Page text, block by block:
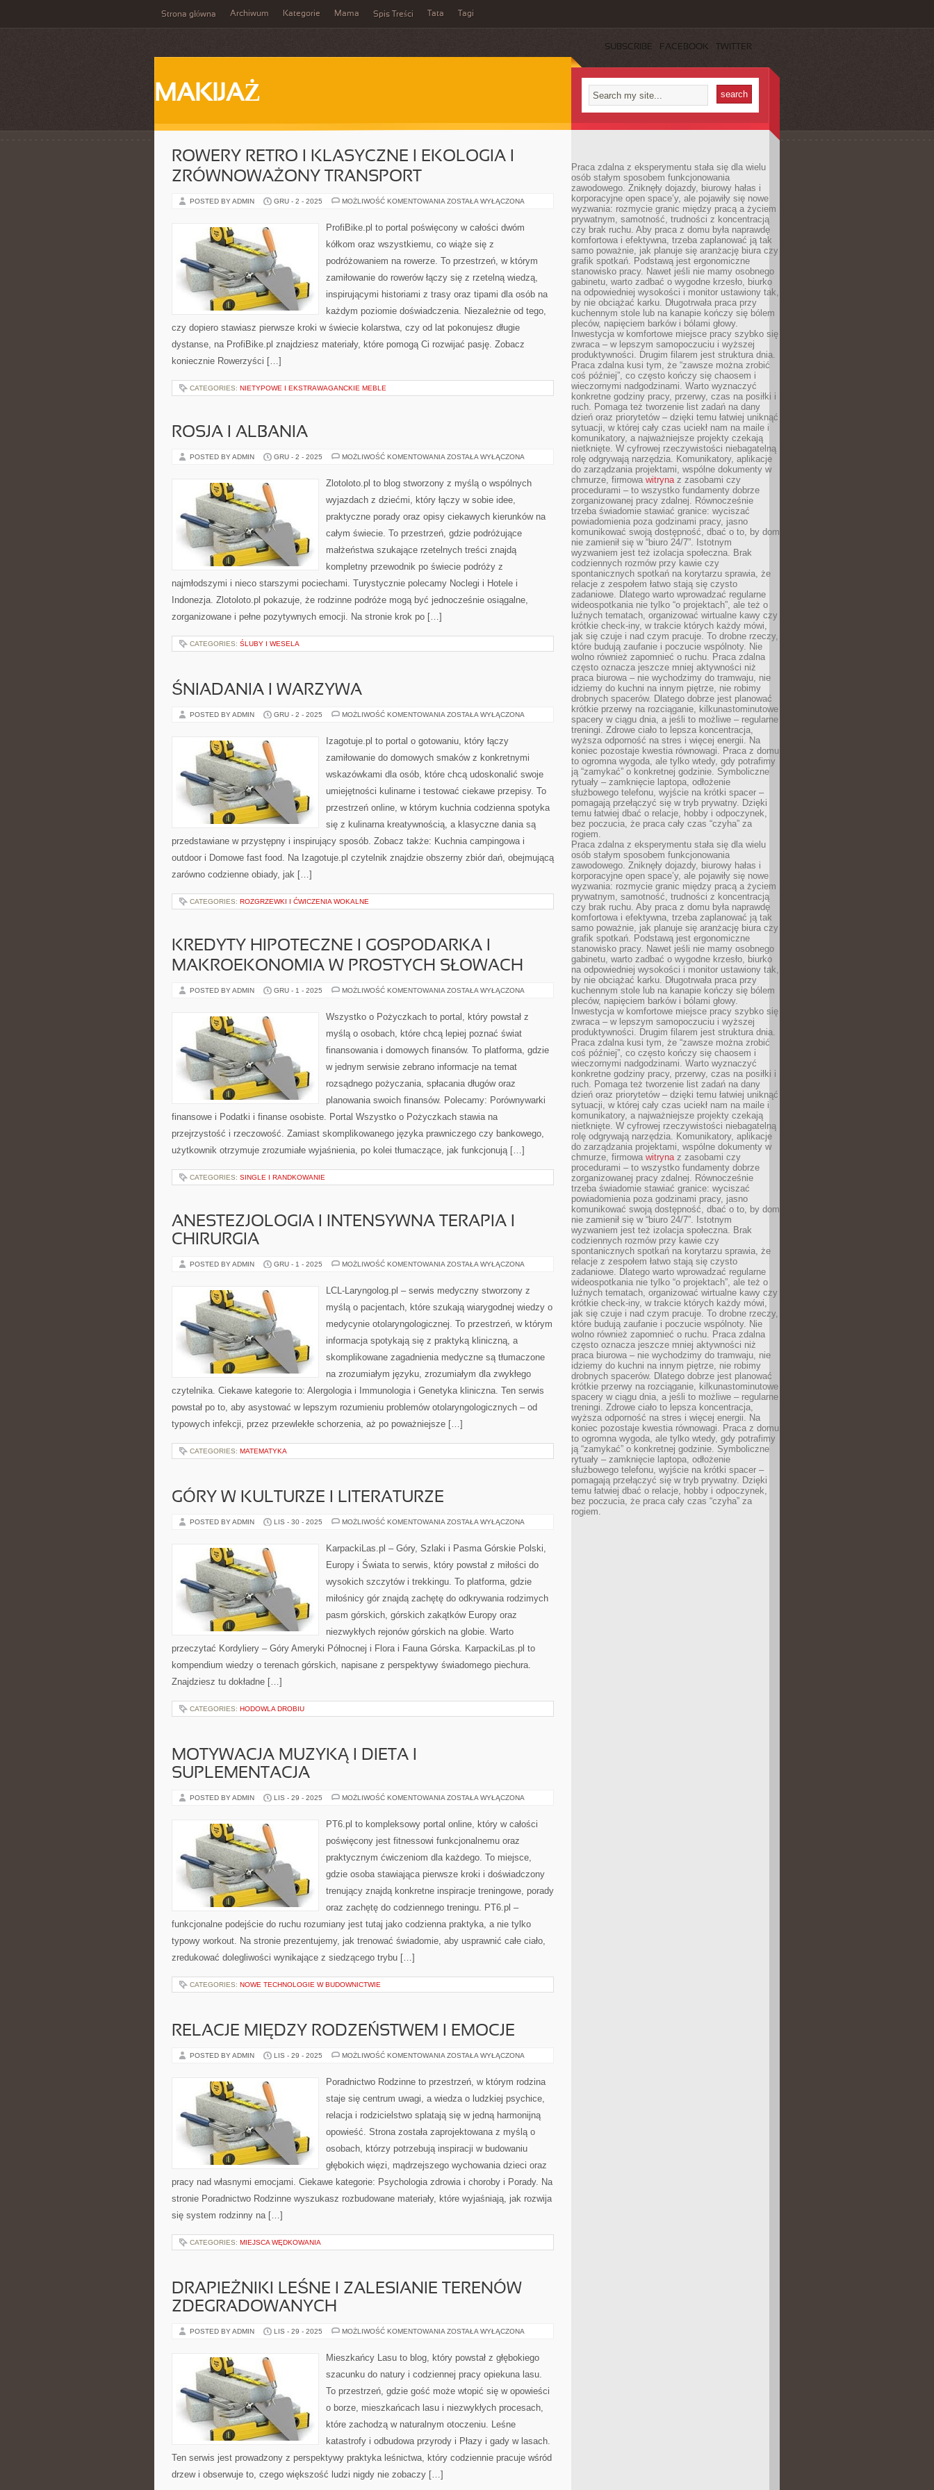
Strona główna Archiwum Kategorie Mama Spis Treści Tata Tagi
SUBSCRIBE FACEBOOK TWITTER
MAKIJAŻ
ROWERY RETRO I KLASYCZNE I EKOLOGIA I
ZRÓWNOWAŻONY TRANSPORT
POSTED BY ADMIN GRU - 2 - 2025 MOŻLIWOŚĆ KOMENTOWANIA ROWERY
KLASYCZNE
I
TRANSPORT
ZOSTAŁA WYŁĄCZONA
ProfiBike.pl to portal poświęcony w całości dwóm
kółkom oraz wszystkiemu, co wiąże się z
podróżowaniem na rowerze. To przestrzeń, w którym
zamiłowanie do rowerów łączy się z rzetelną wiedzą,
inspirującymi historiami z trasy oraz tipami dla osób na
każdym poziomie doświadczenia. Niezależnie od tego,
czy dopiero stawiasz pierwsze kroki w świecie kolarstwa, czy od lat pokonujesz długie
dystanse, na ProfiBike.pl znajdziesz materiały, które pomogą Ci rozwijać pasję. Zobacz
koniecznie Rowerzyści […]
CATEGORIES: NIETYPOWE I EKSTRAWAGANCKIE MEBLE
ROSJA I ALBANIA
POSTED BY ADMIN GRU - 2 - 2025 MOŻLIWOŚĆ KOMENTOWANIA ROSJA
ZOSTAŁA WYŁĄCZONA
Zlotoloto.pl to blog stworzony z myślą o wspólnych
wyjazdach z dziećmi, który łączy w sobie idee,
praktyczne porady oraz opisy ciekawych kierunków na
całym świecie. To przestrzeń, gdzie podróżujące
małżeństwa szukające rzetelnych treści znajdą
kompletny przewodnik po świecie podróży z
najmłodszymi i nieco starszymi pociechami. Turystycznie polecamy Noclegi i Hotele i
Indonezja. Zlotoloto.pl pokazuje, że rodzinne podróże mogą być jednocześnie osiągalne,
zorganizowane i pełne pozytywnych emocji. Na stronie krok po […]
CATEGORIES: ŚLUBY I WESELA
ŚNIADANIA I WARZYWA
POSTED BY ADMIN GRU - 2 - 2025 MOŻLIWOŚĆ KOMENTOWANIA ŚNIADANIA
ZOSTAŁA WYŁĄCZONA
Izagotuje.pl to portal o gotowaniu, który łączy
zamiłowanie do domowych smaków z konkretnymi
wskazówkami dla osób, które chcą udoskonalić swoje
umiejętności kulinarne i testować ciekawe przepisy. To
przestrzeń online, w którym kuchnia codzienna spotyka
się z kulinarna kreatywnością, a klasyczne dania są
przedstawiane w przystępny i inspirujący sposób. Zobacz także: Kuchnia campingowa i
outdoor i Domowe fast food. Na Izagotuje.pl czytelnik znajdzie obszerny zbiór dań, obejmującą
zarówno codzienne obiady, jak […]
CATEGORIES: ROZGRZEWKI I ĆWICZENIA WOKALNE
KREDYTY HIPOTECZNE I GOSPODARKA I
MAKROEKONOMIA W PROSTYCH SŁOWACH
POSTED BY ADMIN GRU - 1 - 2025 MOŻLIWOŚĆ KOMENTOWANIA KREDYTY
GOSPODARKA
I
W
SŁOWACH
ZOSTAŁA WYŁĄCZONA
Wszystko o Pożyczkach to portal, który powstał z
myślą o osobach, które chcą lepiej poznać świat
finansowania i domowych finansów. To platforma, gdzie
w jednym serwisie zebrano informacje na temat
rozsądnego pożyczania, spłacania długów oraz
planowania swoich finansów. Polecamy: Porównywarki
finansowe i Podatki i finanse osobiste. Portal Wszystko o Pożyczkach stawia na
przejrzystość i rzeczowość. Zamiast skomplikowanego języka prawniczego czy bankowego,
użytkownik otrzymuje zrozumiałe wyjaśnienia, po kolei tłumaczące, jak funkcjonują […]
CATEGORIES: SINGLE I RANDKOWANIE
ANESTEZJOLOGIA I INTENSYWNA TERAPIA I
CHIRURGIA
POSTED BY ADMIN GRU - 1 - 2025 MOŻLIWOŚĆ KOMENTOWANIA ANESTEZJOLOGIA
TERAPIA
I
ZOSTAŁA WYŁĄCZONA
LCL-Laryngolog.pl – serwis medyczny stworzony z
myślą o pacjentach, które szukają wiarygodnej wiedzy o
medycynie otolaryngologicznej. To przestrzeń, w którym
informacja spotykają się z praktyką kliniczną, a
skomplikowane zagadnienia medyczne są tłumaczone
na zrozumiałym języku, zrozumiałym dla zwykłego
czytelnika. Ciekawe kategorie to: Alergologia i Immunologia i Genetyka kliniczna. Ten serwis
powstał po to, aby asystować w lepszym rozumieniu problemów otolaryngologicznych – od
typowych infekcji, przez przewlekłe schorzenia, aż po poważniejsze […]
CATEGORIES: MATEMATYKA
GÓRY W KULTURZE I LITERATURZE
POSTED BY ADMIN LIS - 30 - 2025 MOŻLIWOŚĆ KOMENTOWANIA GÓRY
LITERATURZE
ZOSTAŁA WYŁĄCZONA
KarpackiLas.pl – Góry, Szlaki i Pasma Górskie Polski,
Europy i Świata to serwis, który powstał z miłości do
wysokich szczytów i trekkingu. To platforma, gdzie
miłośnicy gór znajdą zachętę do odkrywania rodzimych
pasm górskich, górskich zakątków Europy oraz
niezwykłych rejonów górskich na globie. Warto
przeczytać Kordyliery – Góry Ameryki Północnej i Flora i Fauna Górska. KarpackiLas.pl to
kompendium wiedzy o terenach górskich, napisane z perspektywy świadomego piechura.
Znajdziesz tu dokładne […]
CATEGORIES: HODOWLA DROBIU
MOTYWACJA MUZYKĄ I DIETA I
SUPLEMENTACJA
POSTED BY ADMIN LIS - 29 - 2025 MOŻLIWOŚĆ KOMENTOWANIA MOTYWACJA
DIETA
ZOSTAŁA WYŁĄCZONA
PT6.pl to kompleksowy portal online, który w całości
poświęcony jest fitnessowi funkcjonalnemu oraz
praktycznym ćwiczeniom dla każdego. To miejsce,
gdzie osoba stawiająca pierwsze kroki i doświadczony
trenujący znajdą konkretne inspiracje treningowe, porady
oraz zachętę do codziennego treningu. PT6.pl –
funkcjonalne podejście do ruchu rozumiany jest tutaj jako codzienna praktyka, a nie tylko
typowy workout. Na stronie prezentujemy, jak trenować świadomie, aby usprawnić całe ciało,
zredukować dolegliwości wynikające z siedzącego trybu […]
CATEGORIES: NOWE TECHNOLOGIE W BUDOWNICTWIE
RELACJE MIĘDZY RODZEŃSTWEM I EMOCJE
POSTED BY ADMIN LIS - 29 - 2025 MOŻLIWOŚĆ KOMENTOWANIA RELACJE
EMOCJE
ZOSTAŁA WYŁĄCZONA
Poradnictwo Rodzinne to przestrzeń, w którym rodzina
staje się centrum uwagi, a wiedza o ludzkiej psychice,
relacja i rodzicielstwo splatają się w jedną harmonijną
opowieść. Strona została zaprojektowana z myślą o
osobach, którzy potrzebują inspiracji w budowaniu
głębokich więzi, mądrzejszego wychowania dzieci oraz
pracy nad własnymi emocjami. Ciekawe kategorie: Psychologia zdrowia i choroby i Porady. Na
stronie Poradnictwo Rodzinne wyszukasz rozbudowane materiały, które wyjaśniają, jak rozwija
się system rodzinny na […]
CATEGORIES: MIEJSCA WĘDKOWANIA
DRAPIEŻNIKI LEŚNE I ZALESIANIE TERENÓW
ZDEGRADOWANYCH
POSTED BY ADMIN LIS - 29 - 2025 MOŻLIWOŚĆ KOMENTOWANIA DRAPIEŻNIKI
ZALESIANIE
TERENÓW
ZOSTAŁA WYŁĄCZONA
Mieszkańcy Lasu to blog, który powstał z głębokiego
szacunku do natury i codziennej pracy opiekuna lasu.
To przestrzeń, gdzie gość może wtopić się w opowieści
o borze, mieszkańcach lasu i niezwykłych procesach,
które zachodzą w naturalnym otoczeniu. Leśne
katastrofy i odbudowa przyrody i Płazy i gady w lasach.
Ten serwis jest prowadzony z perspektywy praktyka leśnictwa, który codziennie pracuje wśród
drzew i obserwuje to, czego większość ludzi nigdy nie zobaczy […]
Praca zdalna z eksperymentu stała się dla wielu
osób stałym sposobem funkcjonowania
zawodowego. Zniknęły dojazdy, biurowy hałas i
korporacyjne open space’y, ale pojawiły się nowe
wyzwania: rozmycie granic między pracą a życiem
prywatnym, samotność, trudności z koncentracją
czy brak ruchu. Aby praca z domu była naprawdę
komfortowa i efektywna, trzeba zaplanować ją tak
samo poważnie, jak planuje się aranżację biura czy
grafik spotkań. Podstawą jest ergonomiczne
stanowisko pracy. Nawet jeśli nie mamy osobnego
gabinetu, warto zadbać o wygodne krzesło, biurko
na odpowiedniej wysokości i monitor ustawiony tak,
by nie obciążać karku. Długotrwała praca przy
kuchennym stole lub na kanapie kończy się bólem
pleców, napięciem barków i bólami głowy.
Inwestycja w komfortowe miejsce pracy szybko się
zwraca – w lepszym samopoczuciu i wyższej
produktywności. Drugim filarem jest struktura dnia.
Praca zdalna kusi tym, że “zawsze można zrobić
coś później”, co często kończy się chaosem i
wieczornymi nadgodzinami. Warto wyznaczyć
konkretne godziny pracy, przerwy, czas na posiłki i
ruch. Pomaga też tworzenie list zadań na dany
dzień oraz priorytetów – dzięki temu łatwiej uniknąć
sytuacji, w której cały czas uciekł nam na maile i
komunikatory, a najważniejsze projekty czekają
nietknięte. W cyfrowej rzeczywistości niebagatelną
rolę odgrywają narzędzia. Komunikatory, aplikacje
do zarządzania projektami, wspólne dokumenty w
chmurze, firmowa witrynaz zasobami czy
procedurami – to wszystko fundamenty dobrze
zorganizowanej pracy zdalnej. Równocześnie
trzeba świadomie stawiać granice: wyciszać
powiadomienia poza godzinami pracy, jasno
komunikować swoją dostępność, dbać o to, by dom
nie zamienił się w “biuro 24/7”. Istotnym
wyzwaniem jest też izolacja społeczna. Brak
codziennych rozmów przy kawie czy
spontanicznych spotkań na korytarzu sprawia, że
relacje z zespołem łatwo stają się czysto
zadaniowe. Dlatego warto wprowadzać regularne
wideospotkania nie tylko “o projektach”, ale też o
luźnych tematach, organizować wirtualne kawy czy
krótkie check-iny, w trakcie których każdy mówi,
jak się czuje i nad czym pracuje. To drobne rzeczy,
które budują zaufanie i poczucie wspólnoty. Nie
wolno również zapomnieć o ruchu. Praca zdalna
często oznacza jeszcze mniej aktywności niż
praca biurowa – nie wychodzimy do tramwaju, nie
idziemy do kuchni na innym piętrze, nie robimy
drobnych spacerów. Dlatego dobrze jest planować
krótkie przerwy na rozciąganie, kilkunastominutowe
spacery w ciągu dnia, a jeśli to możliwe – regularne
treningi. Zdrowe ciało to lepsza koncentracja,
wyższa odporność na stres i więcej energii. Na
koniec pozostaje kwestia równowagi. Praca z domu
to ogromna wygoda, ale tylko wtedy, gdy potrafimy
ją “zamykać” o konkretnej godzinie. Symboliczne
rytuały – zamknięcie laptopa, odłożenie
służbowego telefonu, wyjście na krótki spacer –
pomagają przełączyć się w tryb prywatny. Dzięki
temu łatwiej dbać o relacje, hobby i odpoczynek,
bez poczucia, że praca cały czas “czyha” za
rogiem.
Praca zdalna z eksperymentu stała się dla wielu
osób stałym sposobem funkcjonowania
zawodowego. Zniknęły dojazdy, biurowy hałas i
korporacyjne open space’y, ale pojawiły się nowe
wyzwania: rozmycie granic między pracą a życiem
prywatnym, samotność, trudności z koncentracją
czy brak ruchu. Aby praca z domu była naprawdę
komfortowa i efektywna, trzeba zaplanować ją tak
samo poważnie, jak planuje się aranżację biura czy
grafik spotkań. Podstawą jest ergonomiczne
stanowisko pracy. Nawet jeśli nie mamy osobnego
gabinetu, warto zadbać o wygodne krzesło, biurko
na odpowiedniej wysokości i monitor ustawiony tak,
by nie obciążać karku. Długotrwała praca przy
kuchennym stole lub na kanapie kończy się bólem
pleców, napięciem barków i bólami głowy.
Inwestycja w komfortowe miejsce pracy szybko się
zwraca – w lepszym samopoczuciu i wyższej
produktywności. Drugim filarem jest struktura dnia.
Praca zdalna kusi tym, że “zawsze można zrobić
coś później”, co często kończy się chaosem i
wieczornymi nadgodzinami. Warto wyznaczyć
konkretne godziny pracy, przerwy, czas na posiłki i
ruch. Pomaga też tworzenie list zadań na dany
dzień oraz priorytetów – dzięki temu łatwiej uniknąć
sytuacji, w której cały czas uciekł nam na maile i
komunikatory, a najważniejsze projekty czekają
nietknięte. W cyfrowej rzeczywistości niebagatelną
rolę odgrywają narzędzia. Komunikatory, aplikacje
do zarządzania projektami, wspólne dokumenty w
chmurze, firmowa witrynaz zasobami czy
procedurami – to wszystko fundamenty dobrze
zorganizowanej pracy zdalnej. Równocześnie
trzeba świadomie stawiać granice: wyciszać
powiadomienia poza godzinami pracy, jasno
komunikować swoją dostępność, dbać o to, by dom
nie zamienił się w “biuro 24/7”. Istotnym
wyzwaniem jest też izolacja społeczna. Brak
codziennych rozmów przy kawie czy
spontanicznych spotkań na korytarzu sprawia, że
relacje z zespołem łatwo stają się czysto
zadaniowe. Dlatego warto wprowadzać regularne
wideospotkania nie tylko “o projektach”, ale też o
luźnych tematach, organizować wirtualne kawy czy
krótkie check-iny, w trakcie których każdy mówi,
jak się czuje i nad czym pracuje. To drobne rzeczy,
które budują zaufanie i poczucie wspólnoty. Nie
wolno również zapomnieć o ruchu. Praca zdalna
często oznacza jeszcze mniej aktywności niż
praca biurowa – nie wychodzimy do tramwaju, nie
idziemy do kuchni na innym piętrze, nie robimy
drobnych spacerów. Dlatego dobrze jest planować
krótkie przerwy na rozciąganie, kilkunastominutowe
spacery w ciągu dnia, a jeśli to możliwe – regularne
treningi. Zdrowe ciało to lepsza koncentracja,
wyższa odporność na stres i więcej energii. Na
koniec pozostaje kwestia równowagi. Praca z domu
to ogromna wygoda, ale tylko wtedy, gdy potrafimy
ją “zamykać” o konkretnej godzinie. Symboliczne
rytuały – zamknięcie laptopa, odłożenie
służbowego telefonu, wyjście na krótki spacer –
pomagają przełączyć się w tryb prywatny. Dzięki
temu łatwiej dbać o relacje, hobby i odpoczynek,
bez poczucia, że praca cały czas “czyha” za
rogiem.